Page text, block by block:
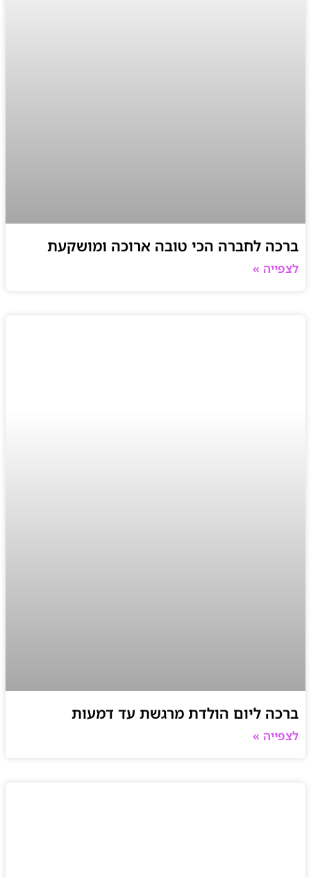
ברכה לחברה הכי טובה ארוכה ומושקעת
לצפייה »
ברכה ליום הולדת מרגשת עד דמעות
לצפייה »